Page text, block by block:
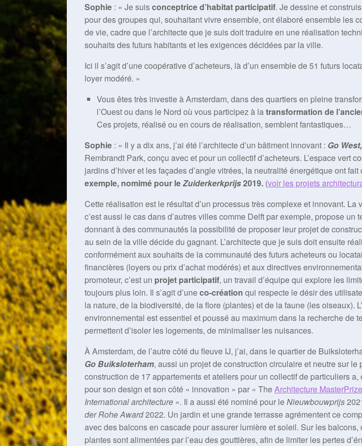
Sophie : « Je suisconceptrice d’habitat participatif. Je dessine et
pour des groupes qui, souhaitant vivre ensemble, ont élaboré ensemble les
de vie, cadre que l’architecte que je suis doit traduire en une réalisation
souhaits des futurs habitants et les exigences décidées par la ville.
Ici il s’agit d’une coopérative d’acheteurs, là d’un ensemble de 51 futurs
loyer modéré. »
Vous êtes très investie à Amsterdam, dans des quartiers en pleine
l’Ouest ou dans le Nord où vous participez à latransformation de
Ces projets, réalisé ou en cours de réalisation, semblent fantastiques…
Sophie : « Il y a dix ans, j’ai été l’architecte d’un bâtiment innovant : Go West,
Rembrandt Park, conçu avec et pour un collectif d’acheteurs. L’espace vert
jardins d’hiver et les façades d’angle vitrées, la neutralité énergétique ont fait
exemple, nomimé pour leZuiderkerkprijs2019. (voir les projets
Cette réalisation est le résultat d’un processus très complexe et innovant. La
c’est aussi le cas dans d’autres villes comme Delft par exemple, propose un
donnant à des communautés la possibilité de proposer leur projet de
au sein de la ville décide du gagnant. L’architecte que je suis doit ensuite
conformément aux souhaits de la communauté des futurs acheteurs ou
financières (loyers ou prix d’achat modérés) et aux directives
promoteur, c’est un projet participatif, un travail d’équipe qui explore les
toujours plus loin. Il s’agit d’uneco-création qui respecte le désir des
la nature, de la biodiversité, de la flore (plantes) et de la faune (les oiseaux).
environnemental est essentiel et poussé au maximum dans la recherche de
permettent d’isoler les logements, de minimaliser les nuisances.
À Amsterdam, de l’autre côté du fleuve IJ, j’ai, dans le quartier de
Go Buiksloterham, aussi un projet de construction circulaire et neutre sur le
construction de 17 appartements et ateliers pour un collectif de particuliers
pour son design et son côté « innovation » par « TheArchitecture MasterPrize
International architecture ». Il a aussi été nominé pour leNieuwbouwprijs
der Rohe Award2022. Un jardin et une grande terrasse agrémentent ce
avec des balcons en cascade pour assurer lumière et soleil. Sur les
plantes sont alimentées par l’eau des gouttières, afin de limiter les pertes